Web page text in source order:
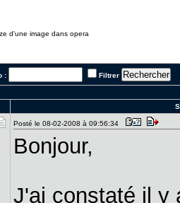
d'une image dans opera
: Filtrer
Posté le 08-02-2008 à 09:56:34
Bonjour,
J'ai constaté il y